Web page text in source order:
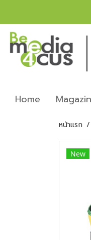
Home
หน้าแรก
New